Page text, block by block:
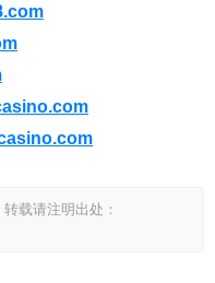
载请注明出处：